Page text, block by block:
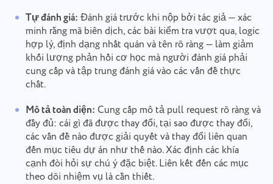
Tự đánh giá: Đánh giá trước khi nộp bởi tác giả — xác
minh rằng mã biên dịch, các bài kiểm tra vượt qua, logic
hợp lý, định dạng nhất quán và tên rõ ràng — làm giảm
khối lượng phản hồi cơ học mà người đánh giá phải
cung cấp và tập trung đánh giá vào các vấn đề thực
chất.
Mô tả toàn diện: Cung cấp mô tả pull request rõ ràng và
đầy đủ: cái gì đã được thay đổi, tại sao được thay đổi,
các vấn đề nào được giải quyết và thay đổi liên quan
đến mục tiêu dự án như thế nào. Xác định các khía
cạnh đòi hỏi sự chú ý đặc biệt. Liên kết đến các mục
theo dõi nhiệm vụ là cần thiết.